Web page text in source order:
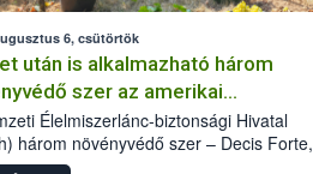
6, csütörtök
után is alkalmazható három
szer az amerikai
ellen
Élelmiszerlánc-biztonsági Hivatal
három növényvédő szer – Decis Forte,
24 EW, Oroganic – engedélyokiratát